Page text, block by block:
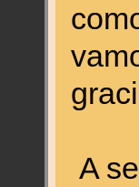
A